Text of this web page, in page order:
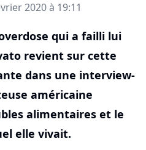
2020 à 19:11
qui a failli lui
revient sur cette
dans une interview-
américaine
alimentaires et le
elle vivait.